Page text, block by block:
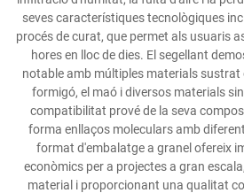
seves característiques tecnològiques
procés de curat, que permet als usuaris
hores en lloc de dies. El segellant
notable amb múltiples materials sustrat
formigó, el maó i diversos materials
compatibilitat prové de la seva
forma enllaços moleculars amb
format d'embalatge a granel ofereix
econòmics per a projectes a gran
material i proporcionant una qualitat